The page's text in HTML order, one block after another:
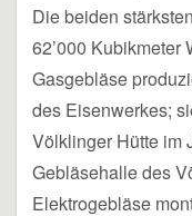
Die beiden
62’000 Kubikmeter
Gasgebläse
des Eisenwerkes;
Völklinger Hütte im
Gebläsehalle des
Elektrogebläse